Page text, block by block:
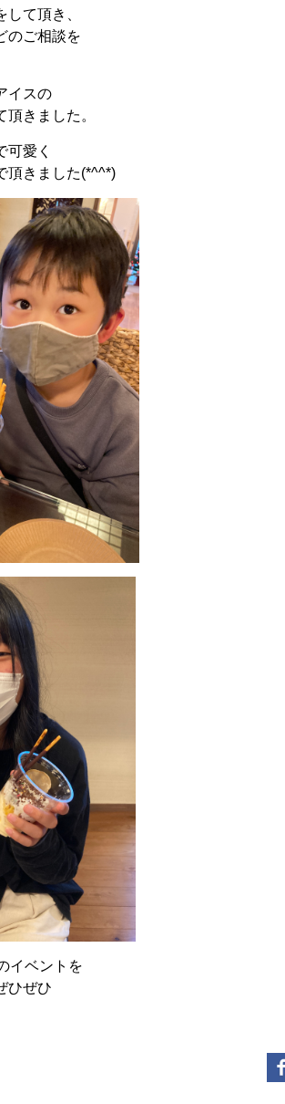
て頂き、
のご相談を
イスの
きました。
可愛く
頂きました(*^^*)
イベントを
ひぜひ